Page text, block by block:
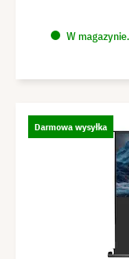
W
Darmowa wysyłka